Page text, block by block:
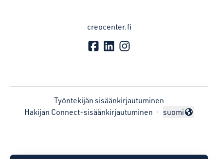
creocenter.fi
Työntekijän sisäänkirjautuminen
Hakijan Connect-sisäänkirjautuminen ·
Vaihda kieli
suomi